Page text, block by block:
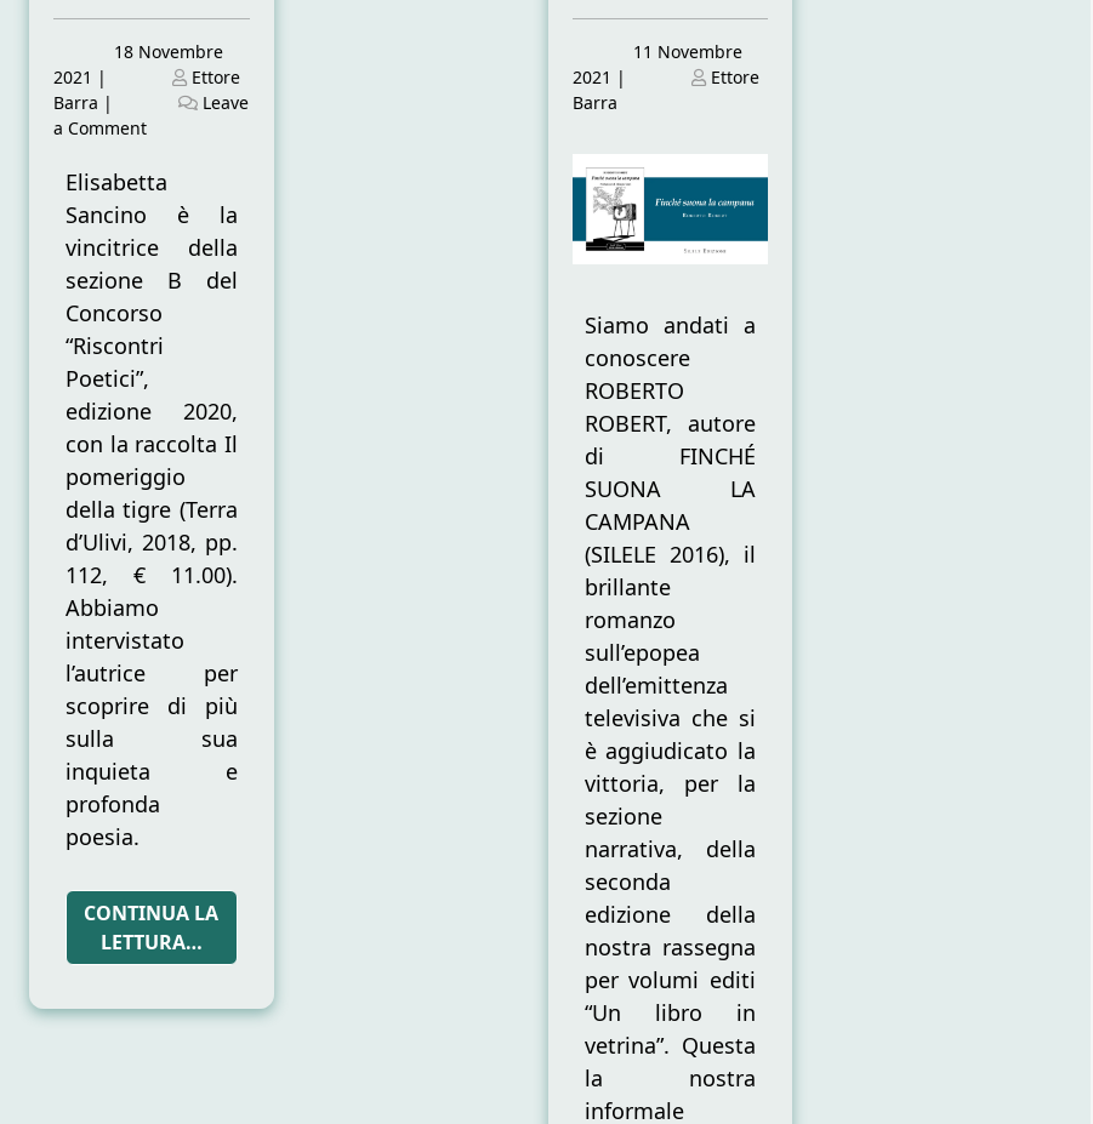
Posted
18 Novembre
2021 |
Posted
on
Ettore
Barra |
Leave
a Commenton
a
Elisabetta
Sancino,
vincitrice
del
Concorso
Poetici”,
sez.
B,
“Il
pomeriggio
della
tigre”
Elisabetta
Sancino è la
vincitrice della
sezione B del
Concorso
“Riscontri
Poetici”,
edizione 2020,
con la raccolta Il
pomeriggio
della tigre (Terra
d’Ulivi, 2018, pp.
112, € 11.00).
Abbiamo
intervistato
l’autrice per
scoprire di più
sulla sua
inquieta e
profonda
poesia.
CONTINUA LA
LETTURA…
Posted
11 Novembre
2021 |
Posted
Ettore
Barra
Siamo andati a
conoscere
ROBERTO
ROBERT, autore
di FINCHÉ
SUONA LA
CAMPANA
(SILELE 2016), il
brillante
romanzo
sull’epopea
dell’emittenza
televisiva che si
è aggiudicato la
vittoria, per la
sezione
narrativa, della
seconda
edizione della
nostra rassegna
per volumi editi
“Un libro in
vetrina”. Questa
la nostra
informale